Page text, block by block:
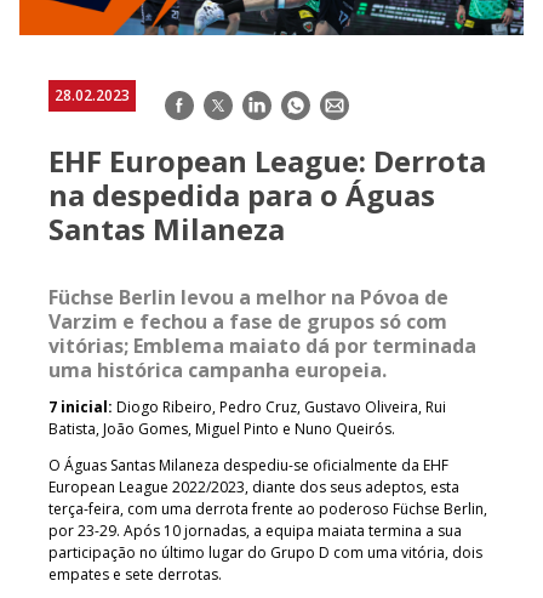
28.02.2023 Facebook
TwitterLinkedInWhatsApp
E-
EHF European League: Derrota
na despedida para o Águas
Santas Milaneza
Füchse Berlin levou a melhor na Póvoa de
Varzim e fechou a fase de grupos só com
vitórias; Emblema maiato dá por terminada
uma histórica campanha europeia.
7 inicial: Diogo Ribeiro, Pedro Cruz, Gustavo Oliveira, Rui
Batista, João Gomes, Miguel Pinto e Nuno Queirós.
O Águas Santas Milaneza despediu-se oficialmente da EHF
European League 2022/2023, diante dos seus adeptos, esta
terça-feira, com uma derrota frente ao poderoso Füchse Berlin,
por 23-29. Após 10 jornadas, a equipa maiata termina a sua
participação no último lugar do Grupo D com uma vitória, dois
empates e sete derrotas.